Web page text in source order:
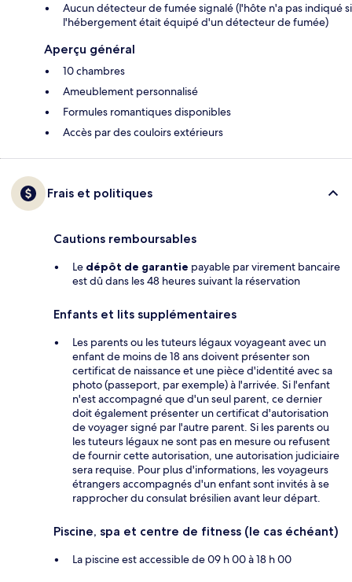
Aucun détecteur de fumée signalé (l'hôte n'a pas indiqué si
l'hébergement était équipé d'un détecteur de fumée)
Aperçu général
10 chambres
Ameublement personnalisé
Formules romantiques disponibles
Accès par des couloirs extérieurs
Frais et politiques
Cautions remboursables
Le dépôt de garantie payable par virement bancaire
est dû dans les 48 heures suivant la réservation
Enfants et lits supplémentaires
Les parents ou les tuteurs légaux voyageant avec un
enfant de moins de 18 ans doivent présenter son
certificat de naissance et une pièce d'identité avec sa
photo (passeport, par exemple) à l'arrivée. Si l'enfant
n'est accompagné que d'un seul parent, ce dernier
doit également présenter un certificat d'autorisation
de voyager signé par l'autre parent. Si les parents ou
les tuteurs légaux ne sont pas en mesure ou refusent
de fournir cette autorisation, une autorisation judiciaire
sera requise. Pour plus d'informations, les voyageurs
étrangers accompagnés d'un enfant sont invités à se
rapprocher du consulat brésilien avant leur départ.
Piscine, spa et centre de fitness (le cas échéant)
La piscine est accessible de 09 h 00 à 18 h 00